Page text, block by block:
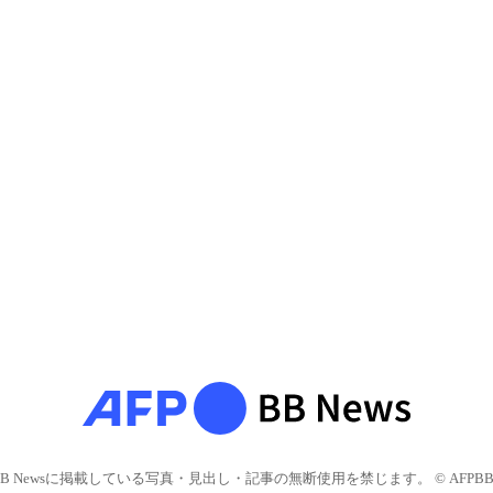
Newsに掲載している写真・見出し・記事の無断使用を禁じます。 © AFPBB